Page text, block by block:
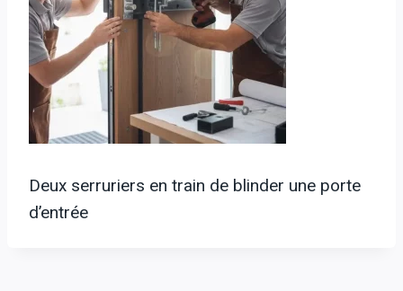
Deux serruriers en train de blinder une porte
d’entrée